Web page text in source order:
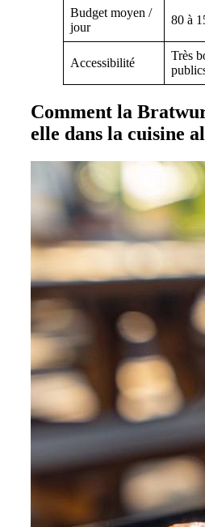
Budget moyen /
jour
80 à
Accessibilité
Très
Comment la
elle dans la cuisine